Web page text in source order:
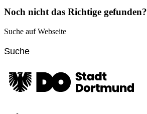
Noch nicht das Richtige gefunden?
Suche auf Webseite